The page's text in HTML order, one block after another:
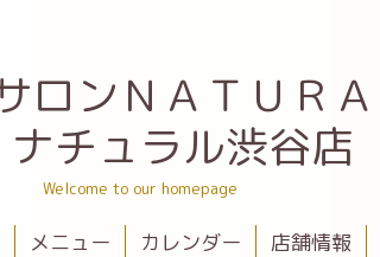
ロンＮＡＴＵＲ
チュラル渋谷店
Welcome to our homepage
メニュー カレンダー 店舗情報